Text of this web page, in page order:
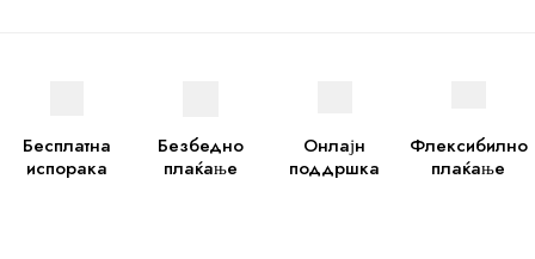
Бесплатна
испорака
Безбедно
плаќање
Онлајн
поддршка
Флексибилно
плаќање